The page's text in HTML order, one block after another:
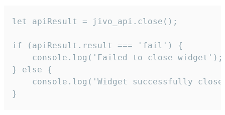
let apiResult = jivo_api.close();
if (apiResult.result === 'fail') {
    console.log('Failed to close widget');
} else {
console.log('Widget successfully
}